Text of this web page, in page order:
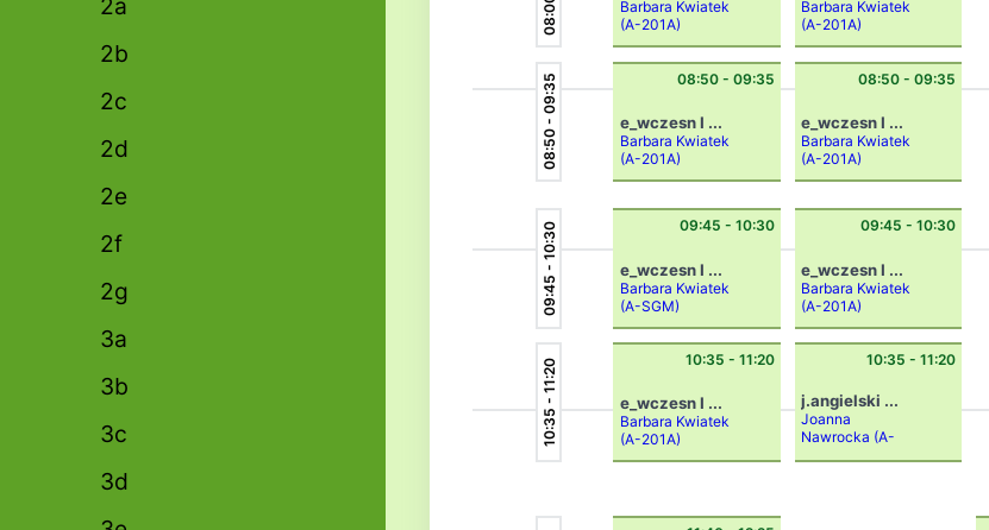
2a
2b
2c
2d
2e
2f
2g
3a
3b
3c
3d
08:50 - 09:35
09:45 - 10:30
10:35 - 11:20
Barbara Kwiatek
(A-201A)
08:50 - 09:35
e_wczesn I ...
Barbara Kwiatek
(A-201A)
09:45 - 10:30
e_wczesn I ...
Barbara Kwiatek
(A-SGM)
10:35 - 11:20
e_wczesn I ...
Barbara Kwiatek
(A-201A)
Barbara Kwiatek
(A-201A)
08:50 - 09:35
e_wczesn I ...
Barbara Kwiatek
(A-201A)
09:45 - 10:30
e_wczesn I ...
Barbara Kwiatek
(A-201A)
10:35 - 11:20
j.angielski ...
Joanna
Nawrocka (A-